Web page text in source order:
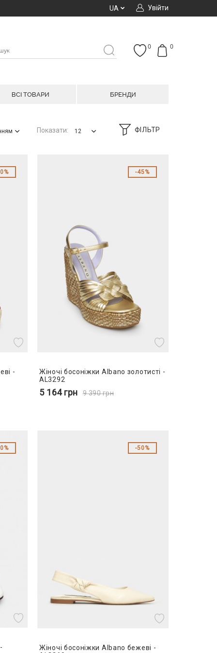
Увійти
UA
0
0
ВСІ ТОВАРИ БРЕНДИ
ФІЛЬТР
Показати: 12
-
45%
Жіночі босоніжки Albano золотисті -
AL3292
5 164грн 9 390грн
50%
Жіночі босоніжки Albano бежеві -